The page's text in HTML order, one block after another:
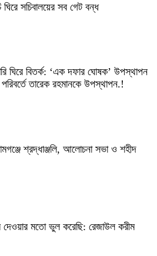
সচিবালয়ের সব গেট বন্ধ
ঘিরে বিতর্ক: ‘এক দফার ঘোষক’ উপস্থাপন
তারেক রহমানকে উপস্থাপন.!
শ্রদ্ধাঞ্জলি, আলোচনা সভা ও শহীদ
দেওয়ার মতো ভুল করেছি: রেজাউল করীম